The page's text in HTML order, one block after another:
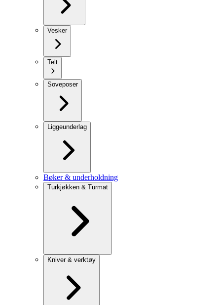
Vesker
Telt
Soveposer
Liggeunderlag
Bøker & underholdning
Turkjøkken & Turmat
Kniver & verktøy